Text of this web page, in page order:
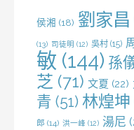
侯湘 (18) 劉家昌
(13) 司徒明 (12) 吳村 (15)
敏 (144) 孫
芝 (71) 文夏 (22)
青 (51) 林煌坤
郎 (14) 洪一峰 (12) 湯尼